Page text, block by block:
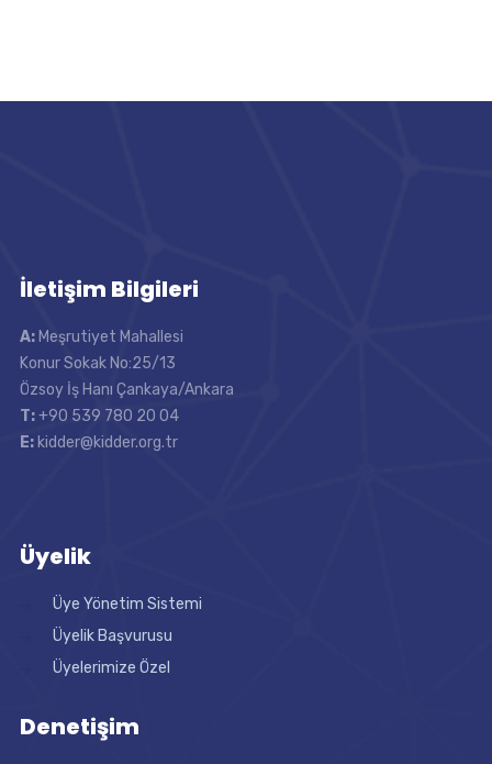
İletişim Bilgileri
A: Meşrutiyet Mahallesi
Konur Sokak No:25/13
Özsoy İş Hanı Çankaya/Ankara
T:+90 539 780 20 04
E: kidder@kidder.org.tr
Üyelik
Üye Yönetim Sistemi
Üyelik Başvurusu
Üyelerimize Özel
Denetişim